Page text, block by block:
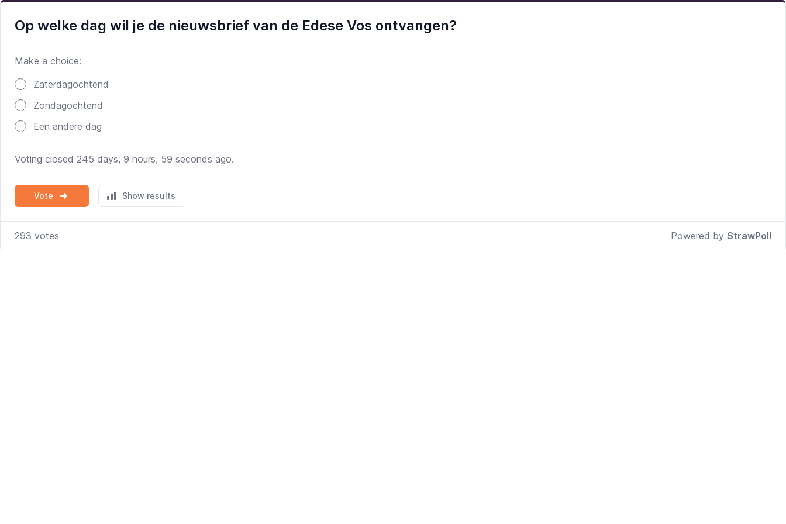
Op welke dag wil je de nieuwsbrief van de Edese Vos ontvangen?
Make a choice:
Zaterdagochtend
Zondagochtend
Een andere dag
Voting closed 245 days, 9 hours, 59 seconds ago.
Vote Show results
293 votes Powered by StrawPoll